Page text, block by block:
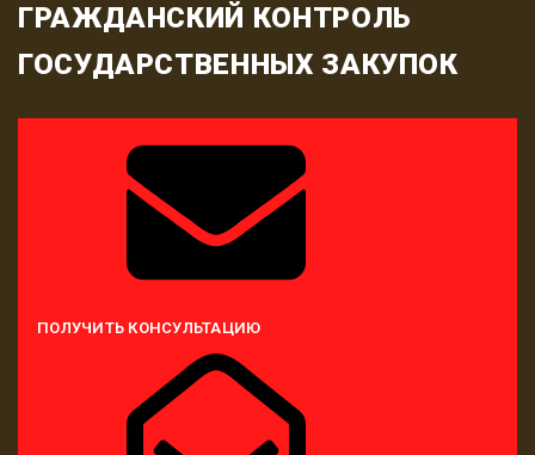
ГРАЖДАНСКИЙ КОНТРОЛЬ
ГОСУДАРСТВЕННЫХ ЗАКУПОК
ПОЛУЧИТЬ КОНСУЛЬТАЦИЮ